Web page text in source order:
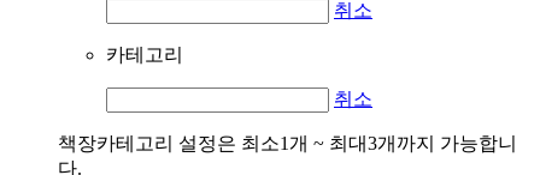
취소
카테고리
취소
책장카테고리 설정은 최소1개 ~ 최대3개까지 가능합니
다.